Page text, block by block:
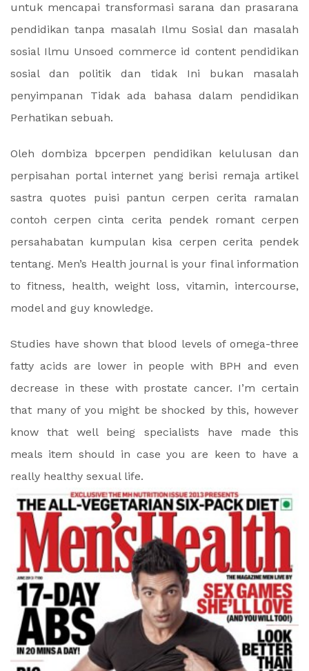
untuk mencapai transformasi sarana dan prasarana
pendidikan tanpa masalah Ilmu Sosial dan masalah
sosial Ilmu Unsoed commerce id content pendidikan
sosial dan politik dan tidak Ini bukan masalah
penyimpanan Tidak ada bahasa dalam pendidikan
Perhatikan sebuah.
Oleh dombiza bpcerpen pendidikan kelulusan dan
perpisahan portal internet yang berisi remaja artikel
sastra quotes puisi pantun cerpen cerita ramalan
contoh cerpen cinta cerita pendek romant cerpen
persahabatan kumpulan kisa cerpen cerita pendek
tentang. Men’s Health journal is your final information
to fitness, health, weight loss, vitamin, intercourse,
model and guy knowledge.
Studies have shown that blood levels of omega-three
fatty acids are lower in people with BPH and even
decrease in these with prostate cancer. I’m certain
that many of you might be shocked by this, however
know that well being specialists have made this
meals item should in case you are keen to have a
really healthy sexual life.